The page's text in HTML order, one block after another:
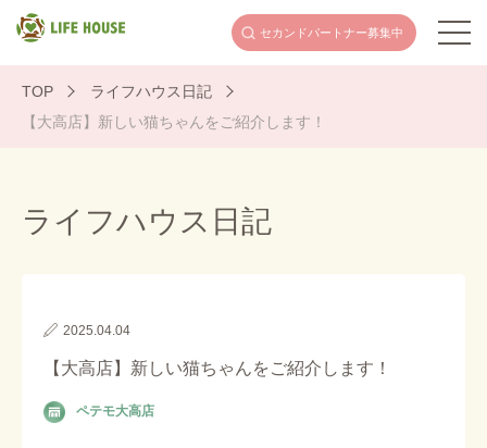
セカンドパートナー募集中
TOP
ライフハウス日記
【大高店】新しい猫ちゃんをご紹介します！
ライフハウス⽇記
2025.04.04
【大高店】新しい猫ちゃんをご紹介します！
ペテモ大高店